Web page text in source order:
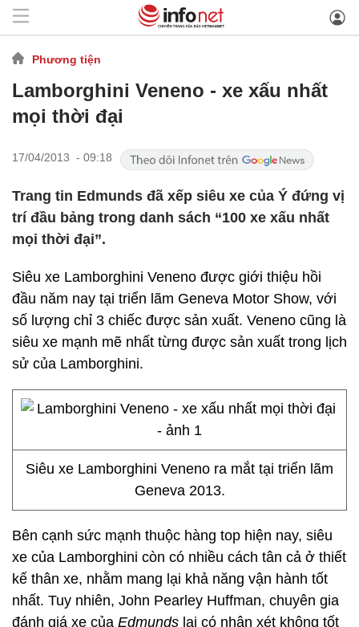
Phương tiện
Lamborghini Veneno - xe xấu nhất
mọi thời đại
17/04/2013 - 09:18
Trang tin Edmunds đã xếp siêu xe của Ý đứng vị
trí đầu bảng trong danh sách “100 xe xấu nhất
mọi thời đại”.
Siêu xe Lamborghini Veneno được giới thiệu hồi
đầu năm nay tại triển lãm Geneva Motor Show, với
số lượng chỉ 3 chiếc được sản xuất. Veneno cũng là
siêu xe mạnh mẽ nhất từng được sản xuất trong lịch
sử của Lamborghini.
Siêu xe Lamborghini Veneno ra mắt tại triển lãm
Geneva 2013.
Bên cạnh sức mạnh thuộc hàng top hiện nay, siêu
xe của Lamborghini còn có nhiều cách tân cả ở thiết
kế thân xe, nhằm mang lại khả năng vận hành tốt
nhất. Tuy nhiên, John Pearley Huffman, chuyên gia
đánh giá xe của Edmunds lại có nhận xét không tốt